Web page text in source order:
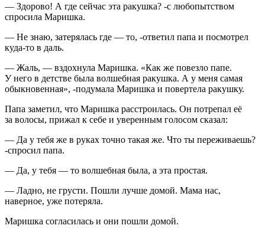
— Здорово! А где сейчас эта ракушка? -с любопытством
спросила Маришка.
— Не знаю, затерялась где — то, -ответил папа и посмотрел
куда-то в даль.
— Жаль, — вздохнула Маришка. «Как же повезло папе.
У него в детстве была волшебная ракушка. А у меня самая
обыкновенная», -подумала Маришка и повертела ракушку.
Папа заметил, что Маришка расстроилась. Он потрепал её
за волосы, прижал к себе и уверенным голосом сказал:
— Да у тебя же в руках точно такая же. Что ты переживаешь?
-спросил папа.
— Да, у тебя — то волшебная была, а эта простая.
— Ладно, не грусти. Пошли лучше домой. Мама нас,
наверное, уже потеряла.
Маришка согласилась и они пошли домой.